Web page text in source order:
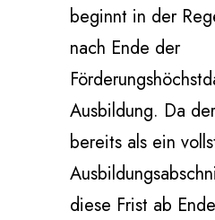
beginnt in der
nach Ende der
Ausbildung. Da
bereits als ein
diese Frist ab